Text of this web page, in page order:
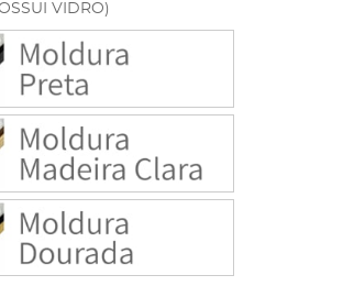
VIDRO)